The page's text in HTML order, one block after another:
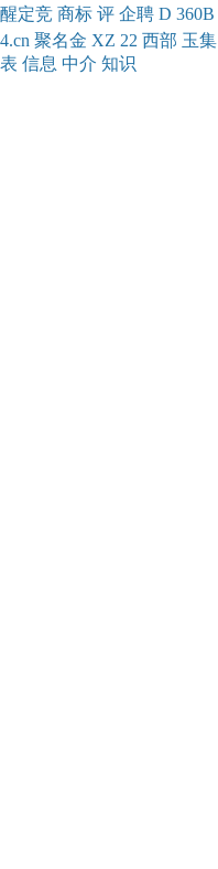
醒定竞 商标 评 企聘 D 360B
4.cn 聚名金 XZ 22 西部 玉集
表 信息 中介 知识